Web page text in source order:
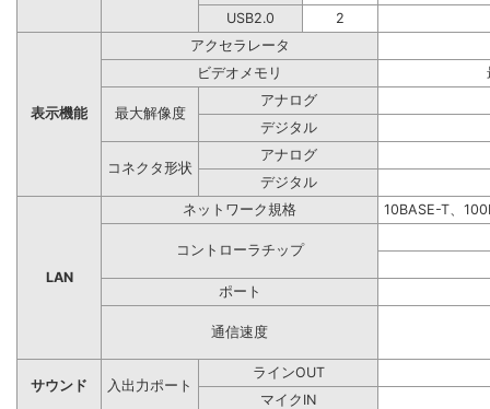
USB2.0
2
表示機能
アクセラレータ
ビデオメモリ
最大解像度
アナログ
デジタル
コネクタ形状
アナログ
デジタル
LAN
ネットワーク規格 10BASE-T、
コントローラチップ
ポート
通信速度
サウンド 入出力ポート
ラインOUT
マイクIN